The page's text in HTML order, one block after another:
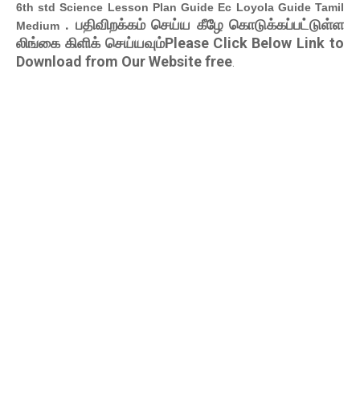
6th std Science Lesson Plan Guide Ec Loyola Guide Tamil
Medium . பதிவிறக்கம் செய்ய கீழே கொடுக்கப்பட்டுள்ள
லிங்கை கிளிக் செய்யவும்Please Click Below Link to
Download from Our Website free